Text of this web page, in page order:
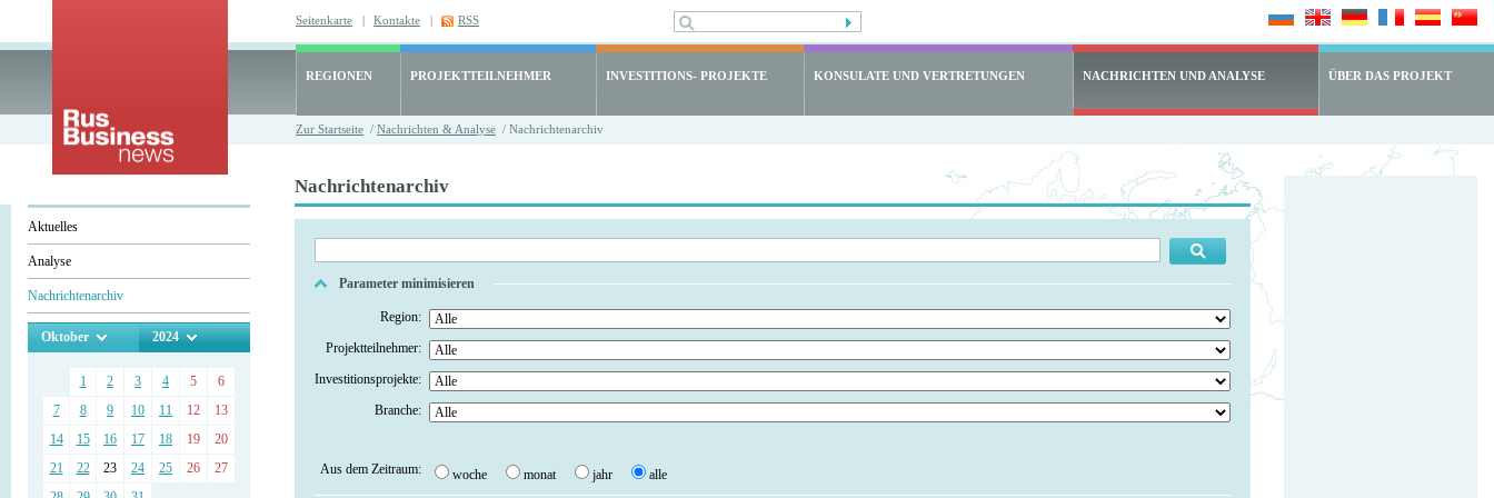
Seitenkarte | Kontakte | RSS
REGIONEN PROJEKTTEILNEHMER INVESTITIONS- PROJEKTE KONSULATE UND VERTRETUNGEN NACHRICHTEN UND ANALYSE ÜBER DAS PROJEKT
Zur Startseite / Nachrichten & Analyse / Nachrichtenarchiv
Aktuelles
Analyse
Nachrichtenarchiv
Oktober 2024
1 2 3 4 5
6
7
8 9 10 11 12
13
14
15 16 17 18 19
20
21
22 23 24 25 26
27
Nachrichtenarchiv
Parameter minimisieren
Region:
Projektteilnehmer:
Investitionsprojekte:
Branche:
Aus dem Zeitraum: woche monat jahr alle